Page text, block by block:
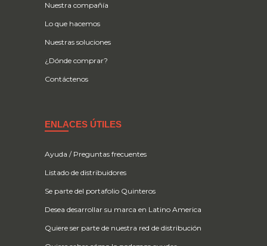
Nuestra compañía
Lo que hacemos
Nuestras soluciones
¿Dónde comprar?
Contáctenos
ENLACES ÚTILES
Ayuda / Preguntas frecuentes
Listado de distribuidores
Se parte del portafolio Quinteros
Desea desarrollar su marca en Latino America
Quiere ser parte de nuestra red de distribución